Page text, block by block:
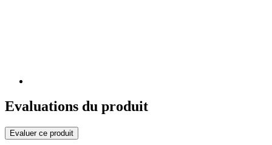
Evaluations du produit
Evaluer ce produit